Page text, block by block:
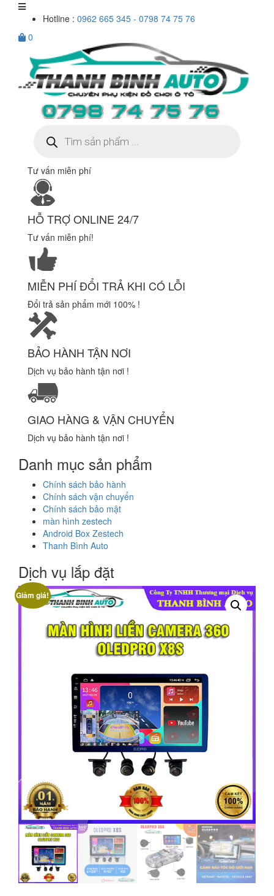
Hotline : 0962 665 345 - 0798 74 75 76
0
kiếm
sản
Tư vấn miễn phí
HỖ TRỢ ONLINE 24/7
Tư vấn miễn phí!
MIỄN PHÍ ĐỔI TRẢ KHI CÓ LỖI
Đổi trả sản phẩm mới 100% !
BẢO HÀNH TẬN NƠI
Dịch vụ bảo hành tận nơi !
GIAO HÀNG & VẬN CHUYỂN
Dịch vụ bảo hành tận nơi !
Danh mục sản phẩm
Chính sách bảo hành
Chính sách vận chuyển
Chính sách bảo mật
màn hình zestech
Android Box Zestech
Thanh Bình Auto
Dịch vụ lắp đặt
Giảm giá!